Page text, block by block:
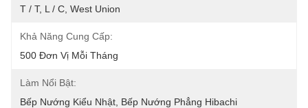
T / T, L / C, West Union
Khả Năng Cung Cấp:
500 Đơn Vị Mỗi Tháng
Làm Nổi Bật:
Bếp Nướng Kiểu Nhật Bếp Nướng Phẳng Hibachi